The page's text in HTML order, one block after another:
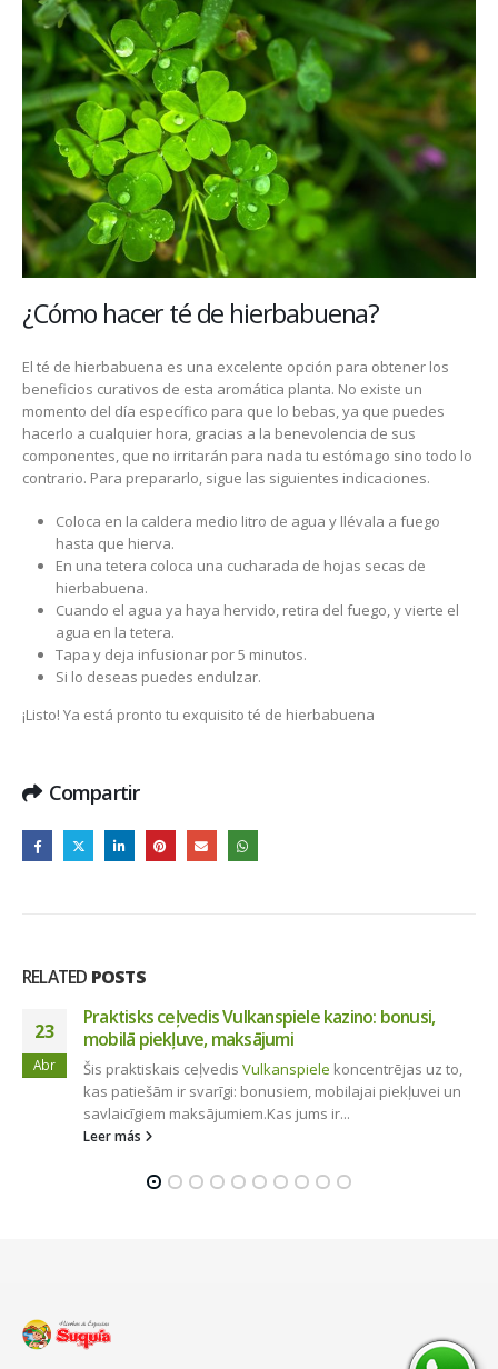
¿Cómo hacer té de hierbabuena?
El té de hierbabuena es una excelente opción para obtener los
beneficios curativos de esta aromática planta. No existe un
momento del día específico para que lo bebas, ya que puedes
hacerlo a cualquier hora, gracias a la benevolencia de sus
componentes, que no irritarán para nada tu estómago sino todo lo
contrario. Para prepararlo, sigue las siguientes indicaciones.
Coloca en la caldera medio litro de agua y llévala a fuego
hasta que hierva.
En una tetera coloca una cucharada de hojas secas de
hierbabuena.
Cuando el agua ya haya hervido, retira del fuego, y vierte el
agua en la tetera.
Tapa y deja infusionar por 5 minutos.
Si lo deseas puedes endulzar.
¡Listo! Ya está pronto tu exquisito té de hierbabuena
Compartir
RELATED POSTS
13
Jul
Westace Agent Eskalation zum Supervisor
InhaltWann ist eine Eskalation zum Supervisor sinnvoll?
Der korrekte Weg zur Anfrage einer
EskalationDokumente und Informationen, die Sie...
Leer más
© Copyright 2023. Todos los derechos reservados.